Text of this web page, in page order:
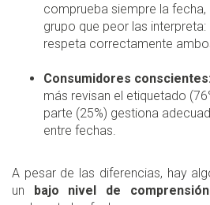
comprueba siempre la
grupo que peor las interpreta:
respeta correctamente
Consumidores conscientes:
más revisan el etiquetado
parte (25%) gestiona
entre fechas.
A pesar de las diferencias, hay
un bajo nivel de